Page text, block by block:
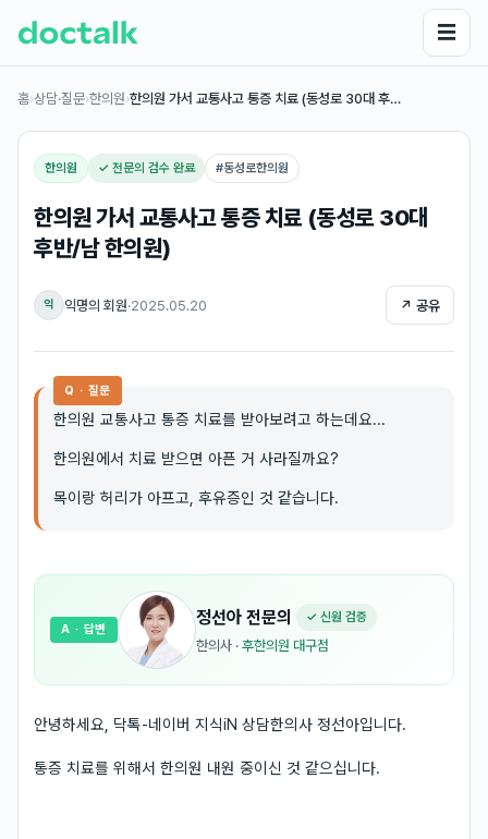
☰
홈›상담·질문›한의원›한의원 가서 교통사고 통증 치료 (동성로 30대 후…
한의원 ✓ 전문의 검수 완료 #동성로한의원
한의원 가서 교통사고 통증 치료 (동성로 30대
후반/남 한의원)
익 익명의 회원·2025.05.20 ↗ 공유
Q · 질문
한의원 교통사고 통증 치료를 받아보려고 하는데요...
한의원에서 치료 받으면 아픈 거 사라질까요?
목이랑 허리가 아프고, 후유증인 것 같습니다.
정선아 전문의 ✓ 신원 검증
한의사 · 후한의원 대구점
A · 답변
안녕하세요, 닥톡-네이버 지식iN 상담한의사 정선아입니다.
통증 치료를 위해서 한의원 내원 중이신 것 같으십니다.